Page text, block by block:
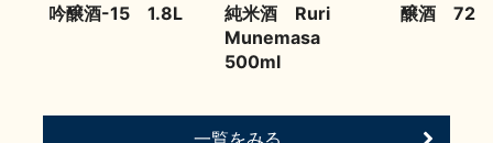
吟醸酒-15 1.8L
純米酒 Ruri
Munemasa
500ml
醸酒